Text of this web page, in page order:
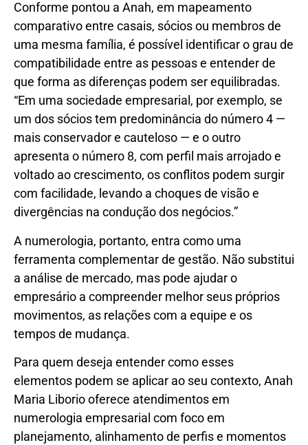
Conforme pontou a Anah, em mapeamento
comparativo entre casais, sócios ou membros de
uma mesma família, é possível identificar o grau de
compatibilidade entre as pessoas e entender de
que forma as diferenças podem ser equilibradas.
“Em uma sociedade empresarial, por exemplo, se
um dos sócios tem predominância do número 4 —
mais conservador e cauteloso — e o outro
apresenta o número 8, com perfil mais arrojado e
voltado ao crescimento, os conflitos podem surgir
com facilidade, levando a choques de visão e
divergências na condução dos negócios.”
A numerologia, portanto, entra como uma
ferramenta complementar de gestão. Não substitui
a análise de mercado, mas pode ajudar o
empresário a compreender melhor seus próprios
movimentos, as relações com a equipe e os
tempos de mudança.
Para quem deseja entender como esses
elementos podem se aplicar ao seu contexto, Anah
Maria Liborio oferece atendimentos em
numerologia empresarial com foco em
planejamento, alinhamento de perfis e momentos